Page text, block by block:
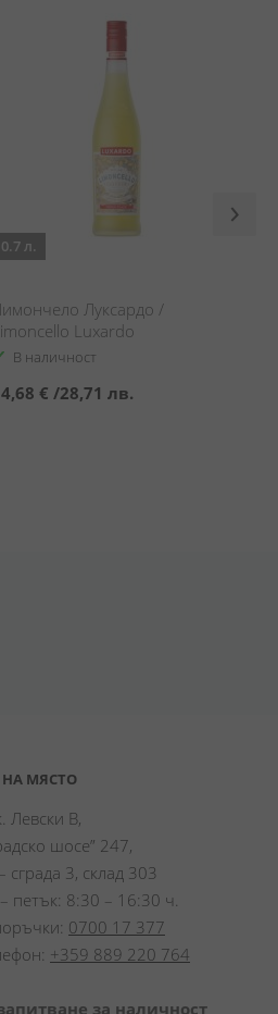
0.7 л.
Луксардо /
Luxardo
В наличност
€ /28,71 лв.
НА МЯСТО
Левски В,
шосе” 247,
сграда 3, склад 303
петък: 8:30 – 16:30 ч.
0700 17 377
+359 889 220 764
за наличност